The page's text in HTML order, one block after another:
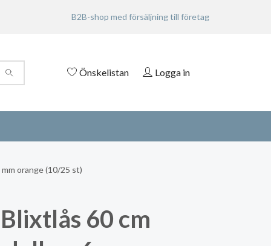
B2B-shop med försäljning till företag
Önskelistan Logga in
orange (10/25 st)
60 cm